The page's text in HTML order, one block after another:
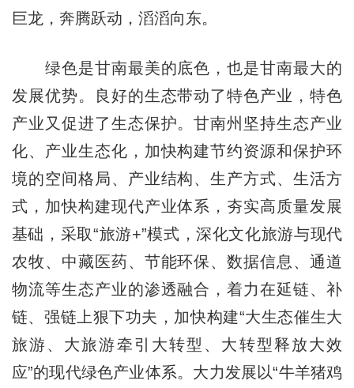
巨龙，奔腾跃动，滔滔向东。
绿色是甘南最美的底色，也是甘南最大的
发展优势。良好的生态带动了特色产业，特色
产业又促进了生态保护。甘南州坚持生态产业
化、产业生态化，加快构建节约资源和保护环
境的空间格局、产业结构、生产方式、生活方
式，加快构建现代产业体系，夯实高质量发展
基础，采取“旅游+”模式，深化文化旅游与现代
农牧、中藏医药、节能环保、数据信息、通道
物流等生态产业的渗透融合，着力在延链、补
链、强链上狠下功夫，加快构建“大生态催生大
旅游、大旅游牵引大转型、大转型释放大效
应”的现代绿色产业体系。大力发展以“牛羊猪鸡